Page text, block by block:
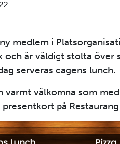
medlem i
och är väldigt stolta över
serveras dagens lunch.
varmt välkomna som
presentkort på Restaurang